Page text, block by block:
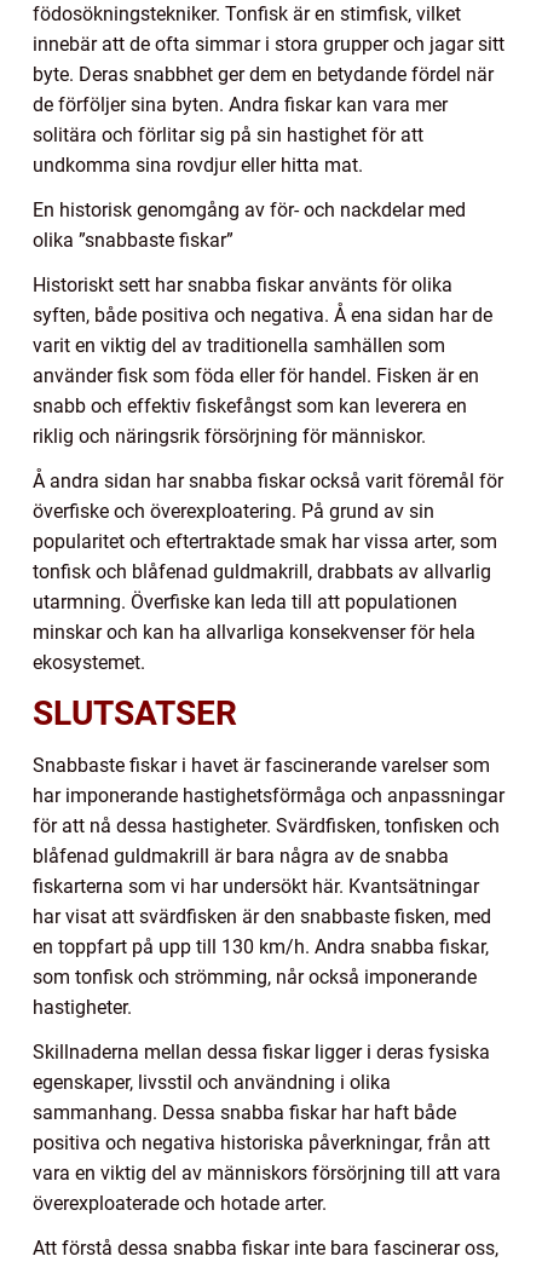
födosökningstekniker. Tonfisk är en stimfisk, vilket
innebär att de ofta simmar i stora grupper och jagar sitt
byte. Deras snabbhet ger dem en betydande fördel när
de förföljer sina byten. Andra fiskar kan vara mer
solitära och förlitar sig på sin hastighet för att
undkomma sina rovdjur eller hitta mat.
En historisk genomgång av för- och nackdelar med
olika ”snabbaste fiskar”
Historiskt sett har snabba fiskar använts för olika
syften, både positiva och negativa. Å ena sidan har de
varit en viktig del av traditionella samhällen som
använder fisk som föda eller för handel. Fisken är en
snabb och effektiv fiskefångst som kan leverera en
riklig och näringsrik försörjning för människor.
Å andra sidan har snabba fiskar också varit föremål för
överfiske och överexploatering. På grund av sin
popularitet och eftertraktade smak har vissa arter, som
tonfisk och blåfenad guldmakrill, drabbats av allvarlig
utarmning. Överfiske kan leda till att populationen
minskar och kan ha allvarliga konsekvenser för hela
ekosystemet.
SLUTSATSER
Snabbaste fiskar i havet är fascinerande varelser som
har imponerande hastighetsförmåga och anpassningar
för att nå dessa hastigheter. Svärdfisken, tonfisken och
blåfenad guldmakrill är bara några av de snabba
fiskarterna som vi har undersökt här. Kvantsätningar
har visat att svärdfisken är den snabbaste fisken, med
en toppfart på upp till 130 km/h. Andra snabba fiskar,
som tonfisk och strömming, når också imponerande
hastigheter.
Skillnaderna mellan dessa fiskar ligger i deras fysiska
egenskaper, livsstil och användning i olika
sammanhang. Dessa snabba fiskar har haft både
positiva och negativa historiska påverkningar, från att
vara en viktig del av människors försörjning till att vara
överexploaterade och hotade arter.
Att förstå dessa snabba fiskar inte bara fascinerar oss,